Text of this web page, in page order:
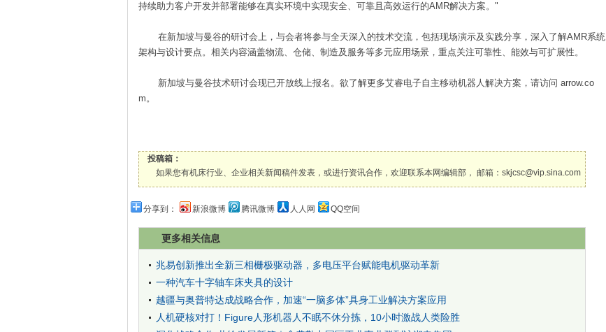
持续助力客户开发并部署能够在真实环境中实现安全、可靠且高效运行的AMR解决方案。"
在新加坡与曼谷的研讨会上，与会者将参与全天深入的技术交流，包括现场演示及实践分享，深入了解AMR系统
架构与设计要点。相关内容涵盖物流、仓储、制造及服务等多元应用场景，重点关注可靠性、能效与可扩展性。
新加坡与曼谷技术研讨会现已开放线上报名。欲了解更多艾睿电子自主移动机器人解决方案，请访问 arrow.co
m。
投稿箱：
如果您有机床行业、企业相关新闻稿件发表，或进行资讯合作，欢迎联系本网编辑部， 邮箱：skjcsc@vip.sina.com
分享到： 新浪微博 腾讯微博 人人网 QQ空间
更多相关信息
兆易创新推出全新三相栅极驱动器，多电压平台赋能电机驱动革新
一种汽车十字轴车床夹具的设计
越疆与奥普特达成战略合作，加速“一脑多体”具身工业解决方案应用
人机硬核对打！Figure人形机器人不眠不休分拣，10小时激战人类险胜